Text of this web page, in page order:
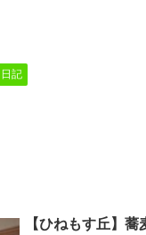
日記
【ひねもす丘】蕎